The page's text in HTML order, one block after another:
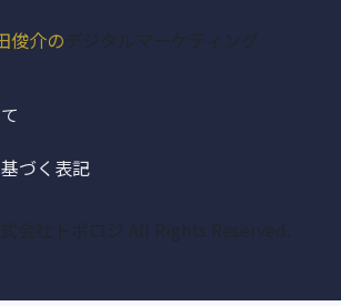
俊介の デジタルマーケティング
づく表記
会社トポロジ All Rights Reserved.